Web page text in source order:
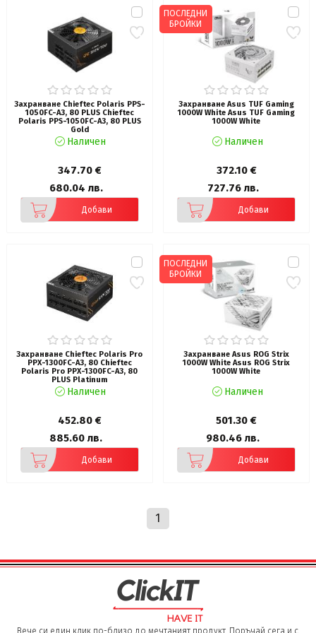
Захранване Chieftec Polaris PPS-
1050FC-A3, 80 PLUS Chieftec
Polaris PPS-1050FC-A3, 80 PLUS
Gold
Наличен
347.70 €
680.04 лв.
Добави
Захранване Asus TUF Gaming
1000W White Asus TUF Gaming
1000W White
Наличен
372.10 €
727.76 лв.
Добави
ПОСЛЕДНИ
БРОЙКИ
Захранване Chieftec Polaris Pro
PPX-1300FC-A3, 80 Chieftec
Polaris Pro PPX-1300FC-A3, 80
PLUS Platinum
Наличен
452.80 €
885.60 лв.
Добави
Захранване Asus ROG Strix
1000W White Asus ROG Strix
1000W White
Наличен
501.30 €
980.46 лв.
Добави
ПОСЛЕДНИ
БРОЙКИ
1
Вече си един клик по-близо до мечтаният продукт. Поръчай сега и с